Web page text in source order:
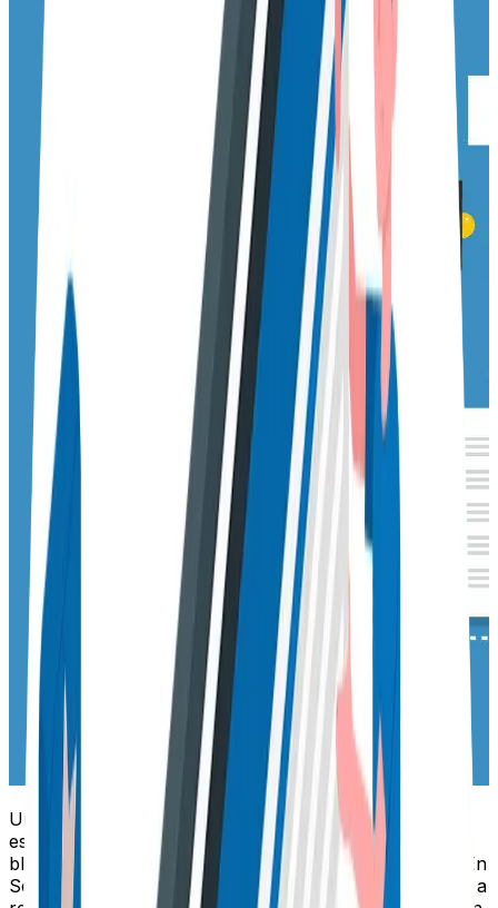
Uno de los aspectos más interesante del guest posting,
es que puedes establecer una relación con otros
bloggers en la que ambos le podrán sacar provecho. En
Seology queremos mencionarte los beneficios que vas a